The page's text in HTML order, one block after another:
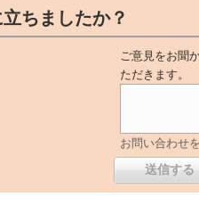
ちましたか？
ご意見をお聞
ただきます。
お問い合わせ